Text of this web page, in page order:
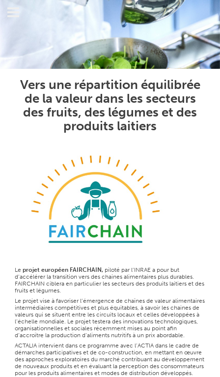
Vers une répartition équilibrée
de la valeur dans les secteurs
des fruits, des légumes et des
produits laitiers
Le projet européen FAIRCHAIN, piloté par l’INRAE a pour but
d’accélérer la transition vers des chaines alimentaires plus durables.
FAIRCHAIN ciblera en particulier les secteurs des produits laitiers et des
fruits et légumes.
Le projet vise à favoriser l’émergence de chaînes de valeur alimentaires
intermédiaires compétitives et plus équitables, à savoir les chaines de
valeurs qui se situent entre les circuits locaux et celles développées à
l’échelle mondiale. Le projet testera des innovations technologiques,
organisationnelles et sociales récemment mises au point afin
d’accroître la production d’aliments nutritifs à un prix abordable.
ACTALIA intervient dans ce programme avec l’ACTIA dans le cadre de
démarches participatives et de co-construction, en mettant en œuvre
des approches exploratoires du marché contribuant au développement
de nouveaux produits et en évaluant la perception des consommateurs
pour les produits alimentaires et modes de distribution développés.